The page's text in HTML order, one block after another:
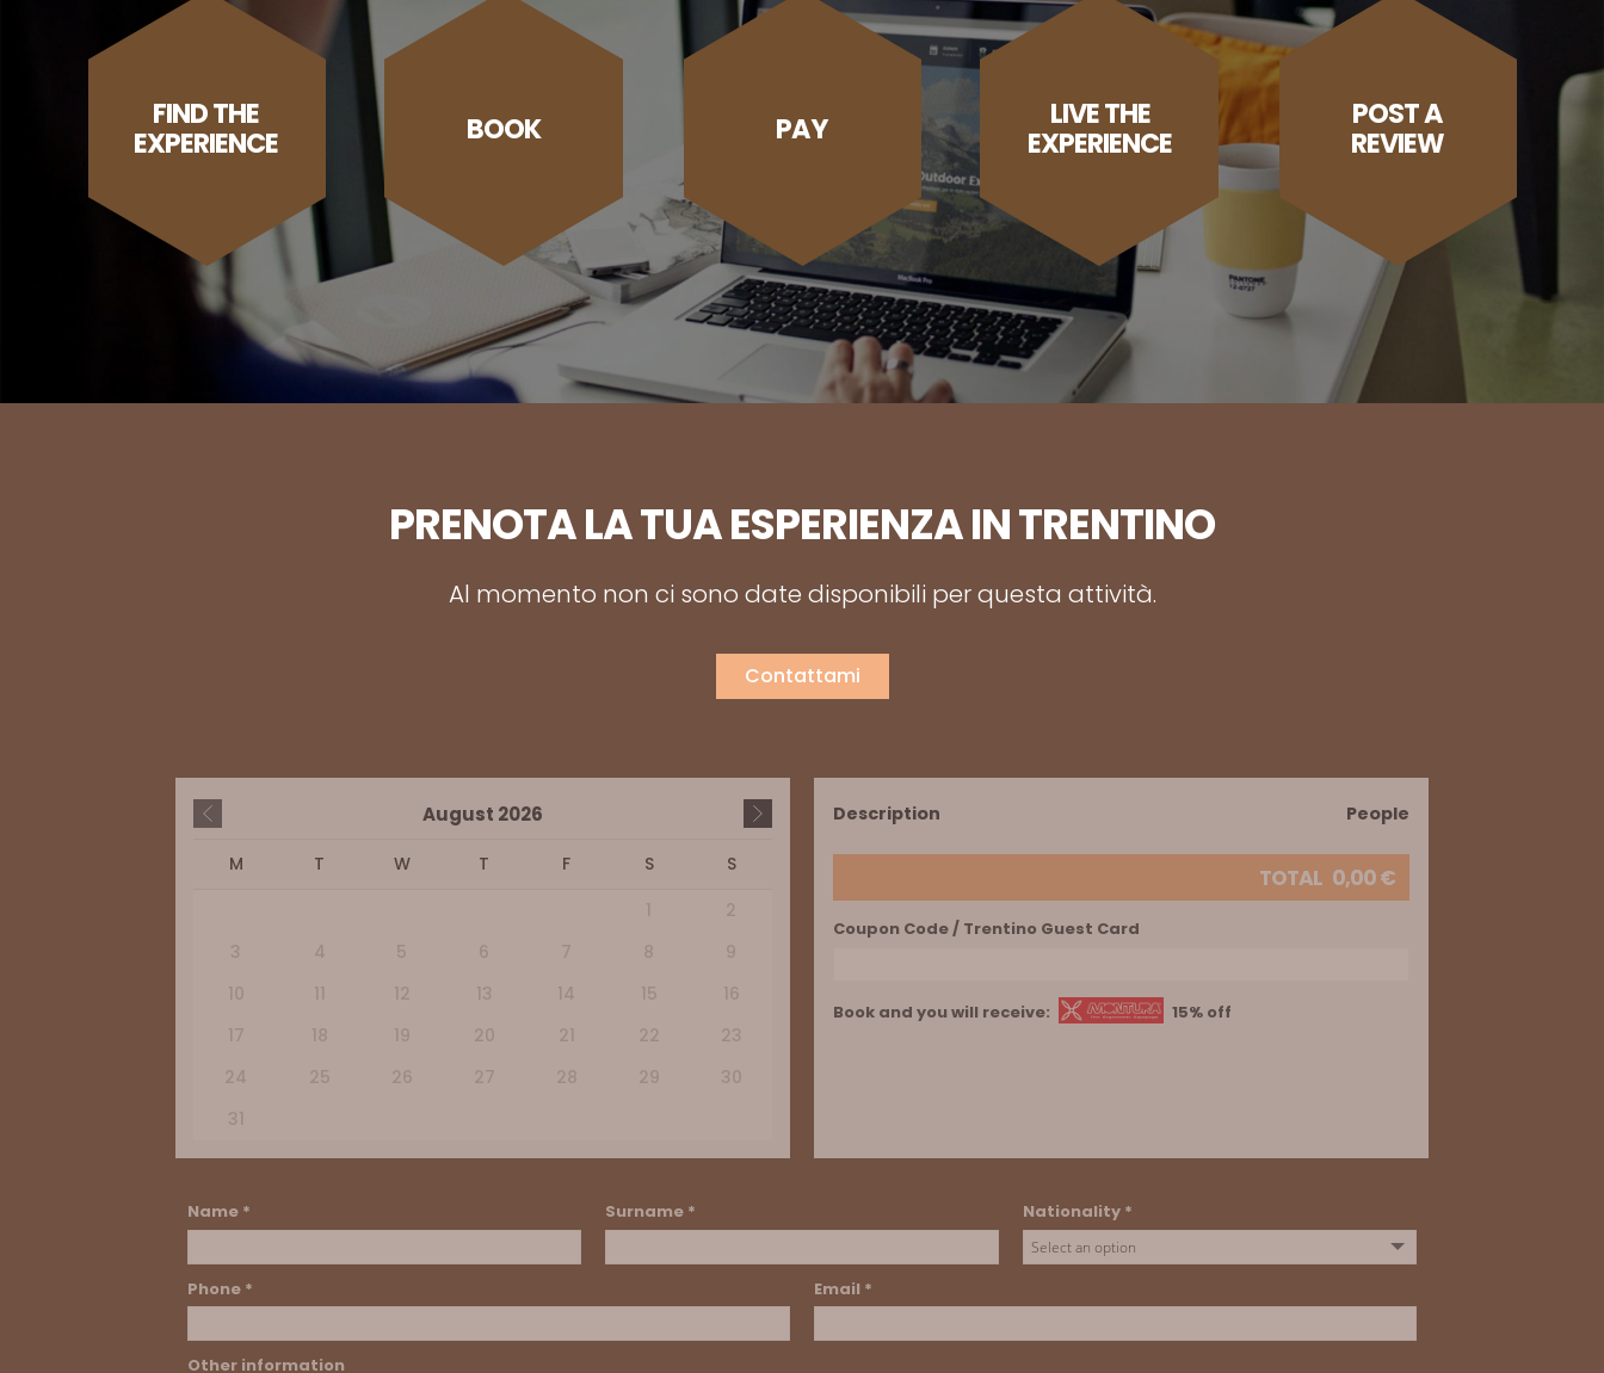
FIND THE
EXPERIENCE BOOK PAY LIVE THE
EXPERIENCE
POST A
REVIEW
PRENOTA LA TUA ESPERIENZA IN TRENTINO
Al momento non ci sono date disponibili per questa attività.
Contattami
August 2026
M T W T F S
S
1
2
3
4 5 6 7 8
9
10
11 12 13 14 15
16
17
18 19 20 21 22
23
24
25 26 27 28 29
30
31
Description People
TOTAL 0,00€
Coupon Code / Trentino Guest Card
Book and you will receive: 15% off
Name * Surname * Nationality *
Phone * Email *
Other information